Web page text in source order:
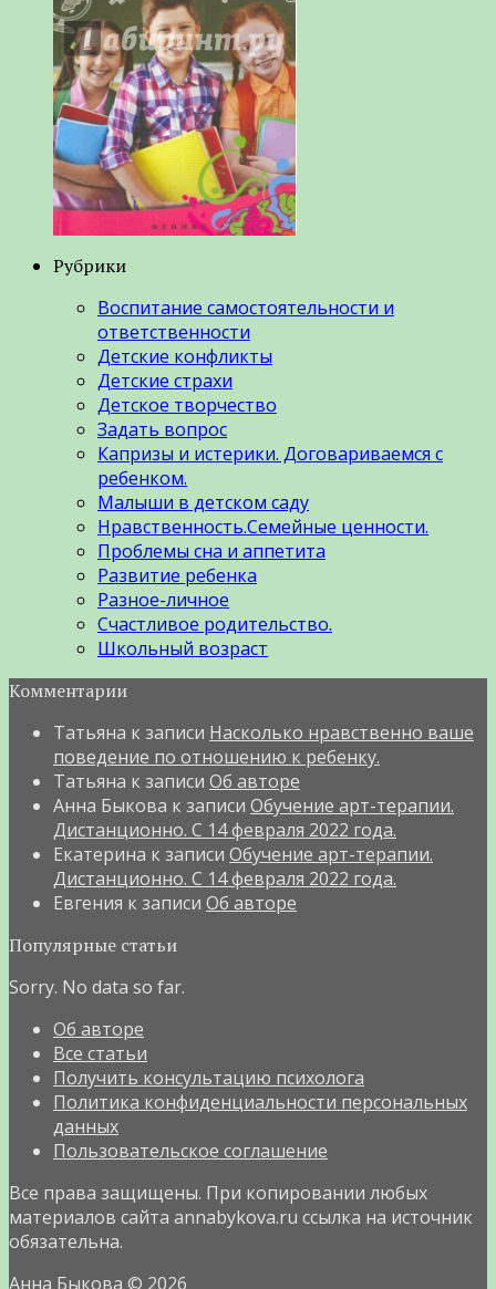
Рубрики
Воспитание самостоятельности и
ответственности
Детские конфликты
Детские страхи
Детское творчество
Задать вопрос
Капризы и истерики. Договариваемся с
ребенком.
Малыши в детском саду
Нравственность.Семейные ценности.
Проблемы сна и аппетита
Развитие ребенка
Разное-личное
Счастливое родительство.
Школьный возраст
Комментарии
Татьяна к записи Насколько нравственно ваше
поведение по отношению к ребенку.
Татьяна к записи Об авторе
Анна Быкова к записи Обучение арт-терапии.
Дистанционно. С 14 февраля 2022 года.
Екатерина к записи Обучение арт-терапии.
Дистанционно. С 14 февраля 2022 года.
Евгения к записи Об авторе
Популярные статьи
Sorry. No data so far.
Об авторе
Все статьи
Получить консультацию психолога
Политика конфиденциальности персональных
данных
Пользовательское соглашение
Все права защищены. При копировании любых
материалов сайта annabykova.ru ссылка на источник
обязательна.
Анна Быкова © 2026